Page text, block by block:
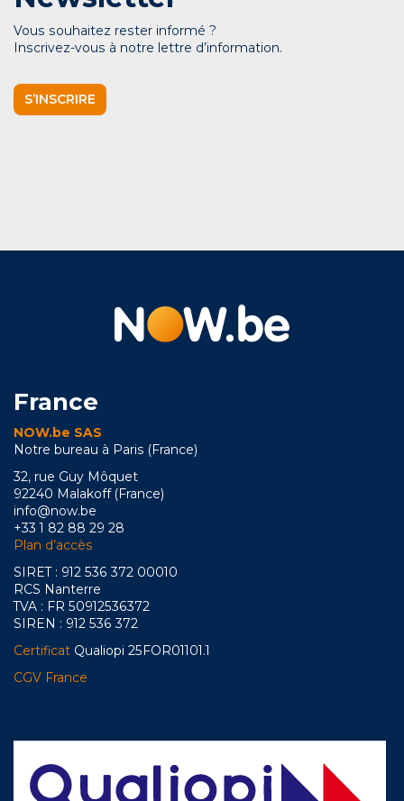
Vous souhaitez rester informé ?
Inscrivez-vous à notre lettre d’information.
S’INSCRIRE
France
NOW.be SAS
Notre bureau à Paris (France)
32, rue Guy Môquet
92240 Malakoff (France)
info@now.be
+33 1 82 88 29 28
Plan d’accès
SIRET : 912 536 372 00010
RCS Nanterre
TVA : FR 50912536372
SIREN : 912 536 372
Certificat Qualiopi 25FOR01101.1
CGV France